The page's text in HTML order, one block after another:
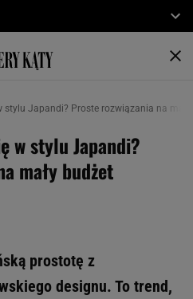
stylu Japandi? Proste rozwiązania na
w stylu Japandi?
mały budżet
prostotę z
designu. To trend,